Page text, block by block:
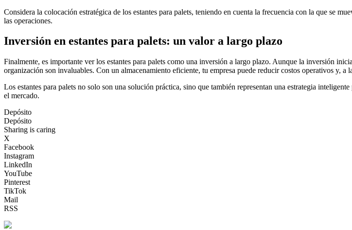
Considera la colocación estratégica de los estantes para palets, teniendo en cuenta la frecuencia con la que se
las operaciones.
Inversión en estantes para palets: un valor a largo plazo
Finalmente, es importante ver los estantes para palets como una inversión a largo plazo. Aunque la inversión
organización son invaluables. Con un almacenamiento eficiente, tu empresa puede reducir costos operativos y, a
Los estantes para palets no solo son una solución práctica, sino que también representan una estrategia
el mercado.
Depósito
Depósito
Sharing is caring
X
Facebook
Instagram
LinkedIn
YouTube
Pinterest
TikTok
Mail
RSS